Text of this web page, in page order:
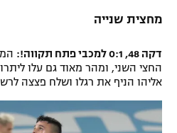
מחצית שנייה
דקה 48, 0:1 למכבי פתח תקווה!:
החצי השני, ומהר מאוד גם עלו
אליהו הניף את רגלו ושלח פצצה